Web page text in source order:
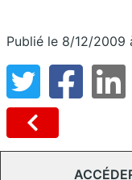
Publié le 8/12/2009